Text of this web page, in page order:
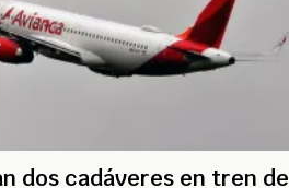
dos cadáveres en tren de